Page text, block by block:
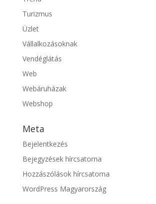
Turizmus
Üzlet
Vállalkozásoknak
Vendéglátás
Web
Webáruházak
Webshop
Meta
Bejelentkezés
Bejegyzések hírcsatorna
Hozzászólások hírcsatorna
WordPress Magyarország